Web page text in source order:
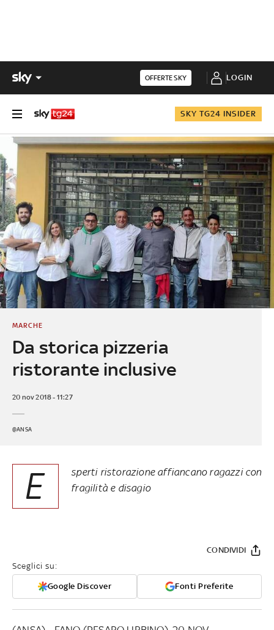
OFFERTE SKY LOGIN
SKY TG24 INSIDER
Da storica pizzeria
ristorante inclusive
MARCHE
20 nov 2018 - 11:27
@ANSA
E
sperti ristorazione affiancano ragazzi con
fragilità e disagio
Sceglici su:
Google Discover Fonti Preferite
CONDIVIDI